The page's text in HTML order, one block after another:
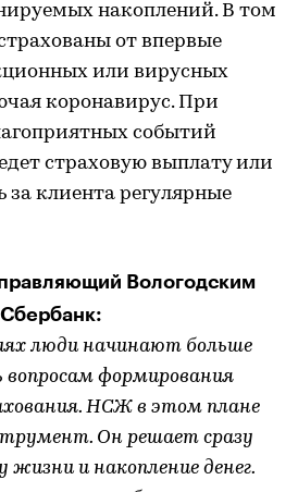
накоплений. В том
от впервые
или вирусных
коронавирус. При
событий
страховую выплату или
клиента регулярные
Вологодским
люди начинают больше
формирования
НСЖ в этом плане
Он решает сразу
жизни и накопление денег.